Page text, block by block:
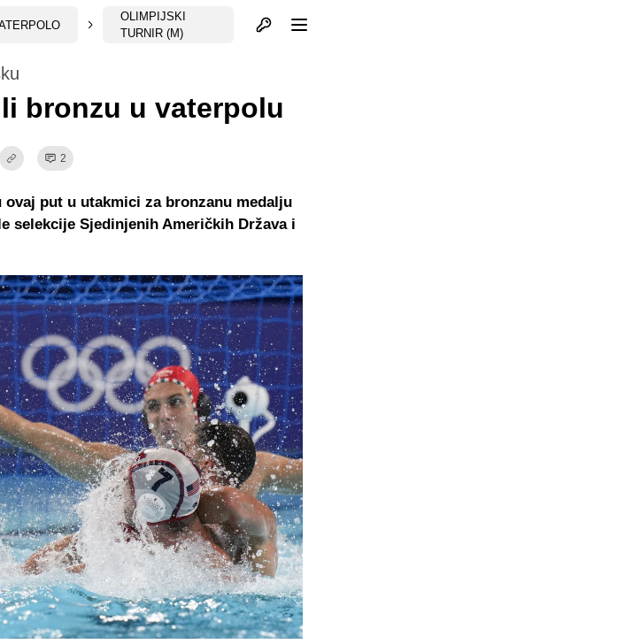
OLIMPIJSKI
TURNIR (M)
Otvori profil
bronzu u vaterpolu
2
put u utakmici za bronzanu medalju
selekcije Sjedinjenih Američkih Država i